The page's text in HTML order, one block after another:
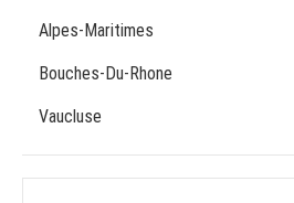
Alpes-Maritimes
Bouches-Du-Rhone
Vaucluse